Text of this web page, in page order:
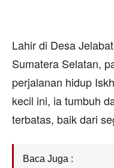
Lahir di Desa
Sumatera Selatan,
perjalanan hidup
kecil ini, ia tumbuh
terbatas, baik dari
Baca Juga :